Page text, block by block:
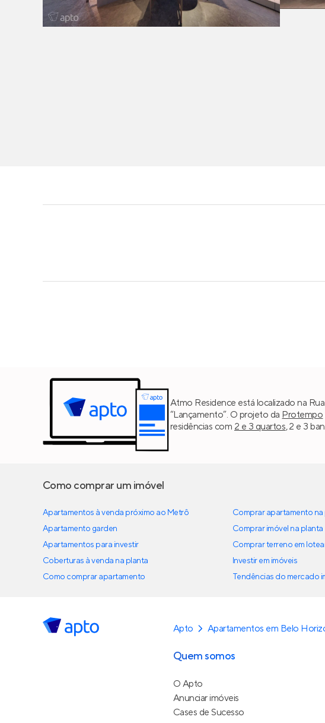
Atmo Residence está localizado na
“Lançamento”. O projeto da Protempo
residências com 2 e 3 quartos, 2 e 3
Como comprar um imóvel
Apartamentos à venda próximo ao Metrô
Apartamento garden
Apartamentos para investir
Coberturas à venda na planta
Como comprar apartamento
Comprar apartamento na
Comprar imóvel na planta
Comprar terreno em
Investir em imóveis
Tendências do mercado
Apto Apartamentos em Belo
Quem somos
O Apto
Anunciar imóveis
Cases de Sucesso